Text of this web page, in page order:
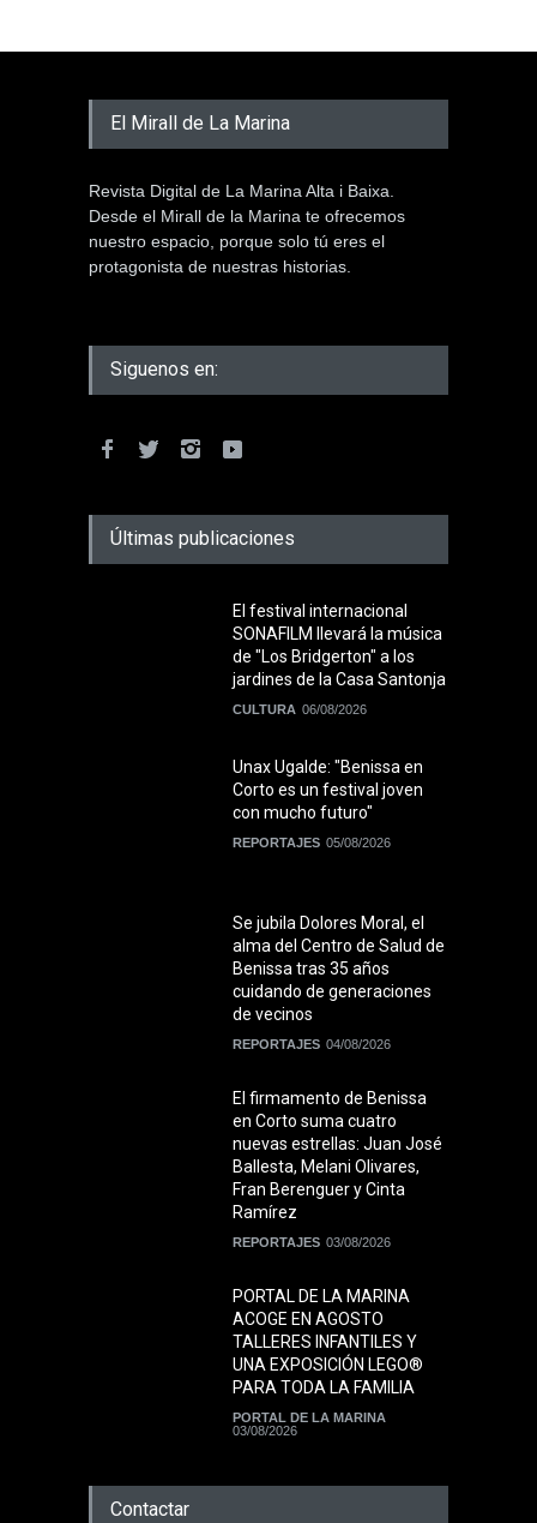
El Mirall de La Marina
Revista Digital de La Marina Alta i Baixa.
Desde el Mirall de la Marina te ofrecemos
nuestro espacio, porque solo tú eres el
protagonista de nuestras historias.
Siguenos en:
Últimas publicaciones
El festival internacional
SONAFILM llevará la música
de "Los Bridgerton" a los
jardines de la Casa Santonja
CULTURA 06/08/2026
Unax Ugalde: "Benissa en
Corto es un festival joven
con mucho futuro"
REPORTAJES 05/08/2026
Se jubila Dolores Moral, el
alma del Centro de Salud de
Benissa tras 35 años
cuidando de generaciones
de vecinos
REPORTAJES 04/08/2026
El firmamento de Benissa
en Corto suma cuatro
nuevas estrellas: Juan José
Ballesta, Melani Olivares,
Fran Berenguer y Cinta
Ramírez
REPORTAJES 03/08/2026
PORTAL DE LA MARINA
ACOGE EN AGOSTO
TALLERES INFANTILES Y
UNA EXPOSICIÓN LEGO®
PARA TODA LA FAMILIA
PORTAL DE LA MARINA
03/08/2026
Contactar